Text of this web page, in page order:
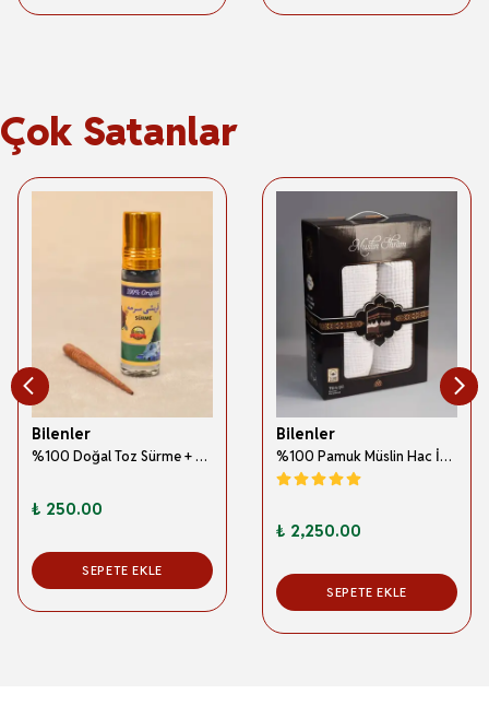
Çok Satanlar
Bilenler
%100 Doğal Toz Sürme + Ahşap Sürme Çubuğu | Geleneksel ve Orijinal Göz Sürmesi
₺ 250.00
SEPETE EKLE
Bilenler
%100 Pamuk Müslin Hac İhramı – Hafif; Dikişsiz ve Antibakteriyel
₺ 2,250.00
SEPETE EKLE